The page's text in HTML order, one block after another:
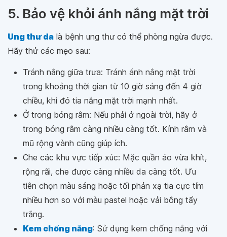
5. Bảo vệ khỏi ánh nắng mặt trời
Ung thư da là bệnh ung thư có thể phòng ngừa được.
Hãy thử các mẹo sau:
Tránh nắng giữa trưa: Tránh ánh nắng mặt trời
trong khoảng thời gian từ 10 giờ sáng đến 4 giờ
chiều, khi đó tia nắng mặt trời mạnh nhất.
Ở trong bóng râm: Nếu phải ở ngoài trời, hãy ở
trong bóng râm càng nhiều càng tốt. Kính râm và
mũ rộng vành cũng giúp ích.
Che các khu vực tiếp xúc: Mặc quần áo vừa khít,
rộng rãi, che được càng nhiều da càng tốt. Ưu
tiên chọn màu sáng hoặc tối phản xạ tia cực tím
nhiều hơn so với màu pastel hoặc vải bông tẩy
trắng.
Kem chống nắng: Sử dụng kem chống nắng với